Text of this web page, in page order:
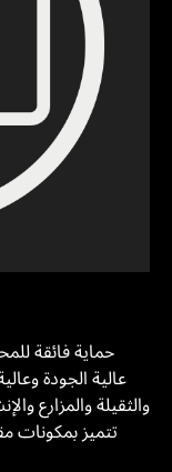
عالية الجودة
والثقيلة والمزارع